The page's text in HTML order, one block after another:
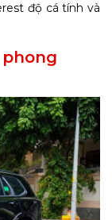
độ cá tính và